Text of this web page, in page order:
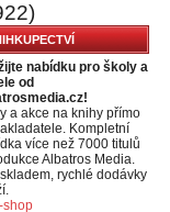
nabídku pro školy a
od
a akce na knihy přímo
Kompletní
více než 7000 titulů
Albatros Media.
rychlé dodávky
shop